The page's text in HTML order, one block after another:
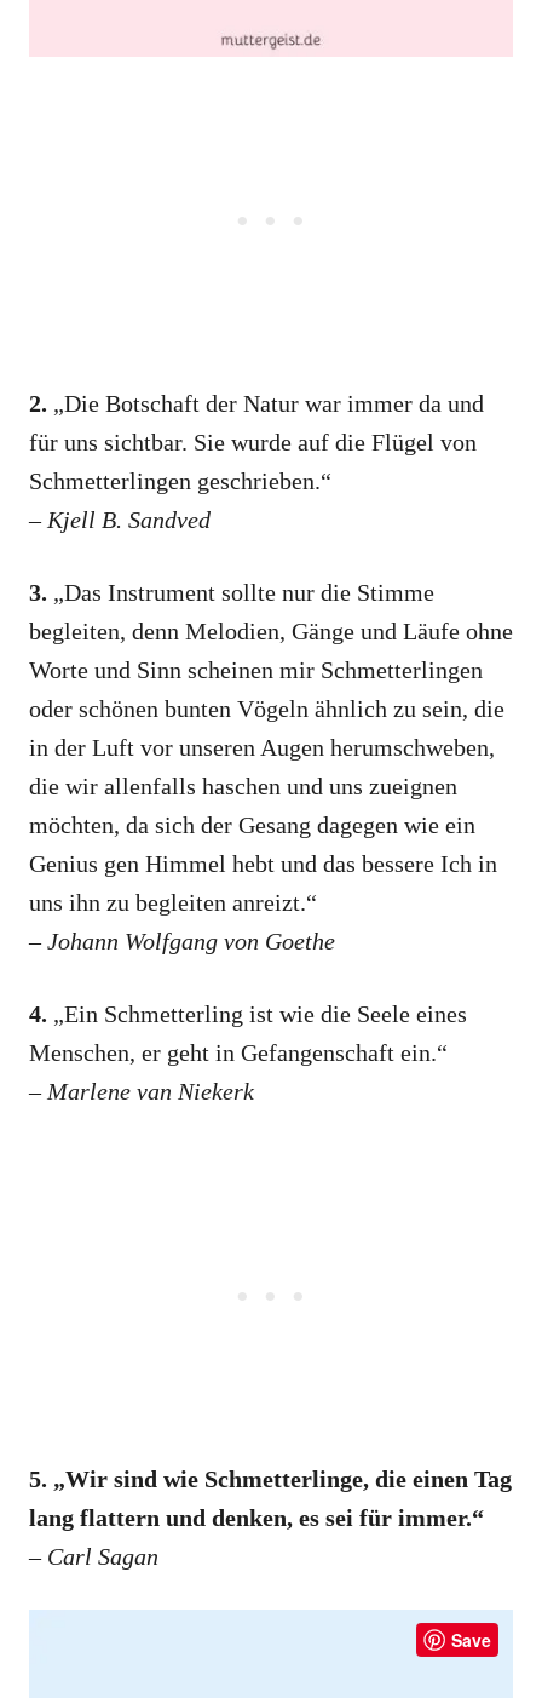
2. „Die Botschaft der Natur war immer da und
für uns sichtbar. Sie wurde auf die Flügel von
Schmetterlingen geschrieben.“
– ​Kjell B. Sandved
3. „Das Instrument sollte nur die Stimme
begleiten, denn Melodien, Gänge und Läufe ohne
Worte und Sinn scheinen mir Schmetterlingen
oder schönen bunten Vögeln ähnlich zu sein, die
in der Luft vor unseren Augen herumschweben,
die wir allenfalls haschen und uns zueignen
möchten, da sich der Gesang dagegen wie ein
Genius gen Himmel hebt und das bessere Ich in
uns ihn zu begleiten anreizt.“
–Johann Wolfgang von Goethe
4. „Ein Schmetterling ist wie die Seele eines
Menschen, er geht in Gefangenschaft ein.“
– Marlene van Niekerk
5. „Wir sind wie Schmetterlinge, die einen Tag
lang flattern und denken, es sei für immer.“
– Carl Sagan
Save